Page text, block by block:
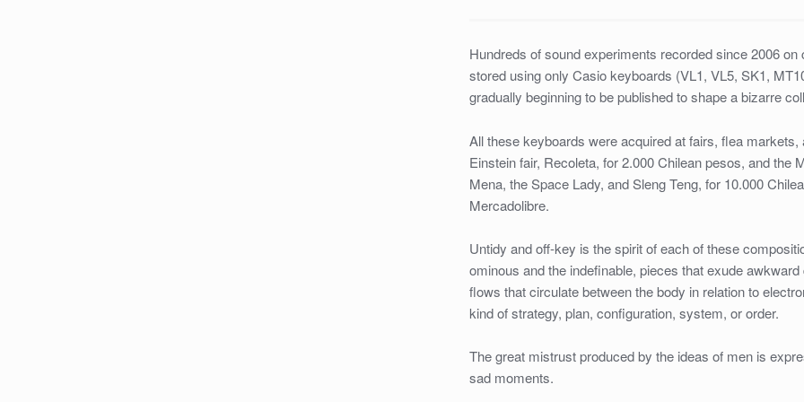
/
HR–
68
CASSETTE
/
2024
quantity
Hundreds of sound experiments recorded since 2006
stored using only Casio keyboards (VL1, VL5, SK1,
gradually beginning to be published to shape a bizarre
All these keyboards were acquired at fairs, flea
Einstein fair, Recoleta, for 2.000 Chilean pesos, and the
Mena, the Space Lady, and Sleng Teng, for 10.000
Mercadolibre.
Untidy and off-key is the spirit of each of these
ominous and the indefinable, pieces that exude
flows that circulate between the body in relation to
kind of strategy, plan, configuration, system, or order.
The great mistrust produced by the ideas of men is
sad moments.